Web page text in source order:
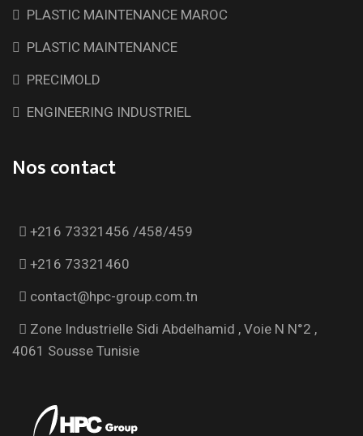
PLASTIC MAINTENANCE MAROC
PLASTIC MAINTENANCE
PRECIMOLD
ENGINEERING INDUSTRIEL
Nos contact
+216 73321456 /458/459
+216 73321460
contact@hpc-group.com.tn
Zone Industrielle Sidi Abdelhamid , Voie N N°2 ,
4061 Sousse Tunisie